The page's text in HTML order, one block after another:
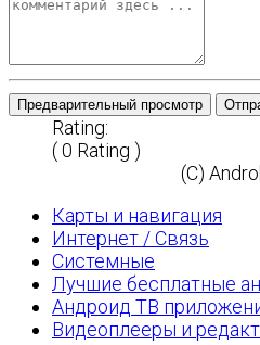
Предварительный просмотр
Rating:
( 0 Rating )
(C)
Карты и навигация
Интернет / Связь
Системные
Лучшие бесплатные
Андроид ТВ
Видеоплееры и